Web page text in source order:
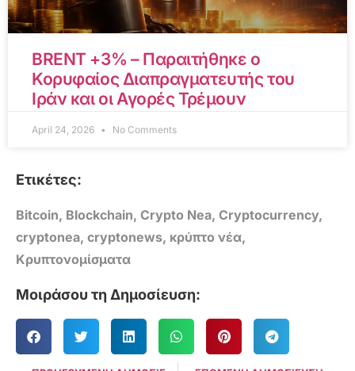
BRENT +3% – Παραιτήθηκε ο
Κορυφαίος Διαπραγματευτής του
Ιράν και οι Αγορές Τρέμουν
April 24, 2026 No Comments
Ετικέτες:
Bitcoin, Blockchain, Crypto Nea, Cryptocurrency,
cryptonea, cryptonews, κρύπτο νέα,
Κρυπτονομίσματα
Μοιράσου τη Δημοσίευση: